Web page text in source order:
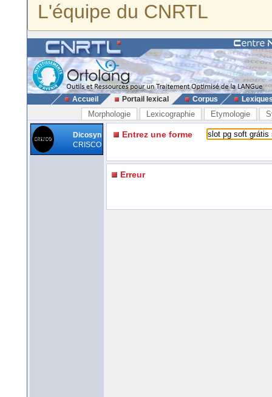
L'équipe du CNRTL
Accueil Portail lexical Corpus
Morphologie Lexicographie Etymologie
Dicosyn
CRISCO
Entrez une forme
Erreur